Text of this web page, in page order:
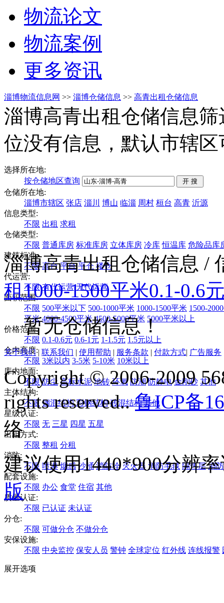
物流论文
物流案例
更多资讯
淄博物流信息网 >> 淄博仓储信息 >> 高青出租仓储信息
淄博高青出租仓储信息筛
位没有信息，默认市辖
选择所在地:
按仓储地区查询
仓储所在地:
淄博市辖区 张店 淄川 博山 临淄 周村 桓台 高青 沂源
信息类型:
不限 出租 求租
仓储类型:
不限 普通库房 标准库房 立体库房 冷库 恒温库 危险品库
建筑标准:
不限 高台 平台 平仓 楼仓
代运营:
不限 有代运营 无代运营
面积范围:
不限 500平米以下 500-1000平米 1000-1500平米 1500-
平米 4000-4500平米 4500-5000平米 5000平米以上
价格范围:
不限 0.1-0.6元 0.6-1元 1-1.5元 1.5元以上
仓内高度:
不限 3米以内 3-5米 5-10米 10米以上
库内地面:
不限 防尘 高标水泥 地砖 环氧 防潮 防静电 金刚砂 其他
主体结构:
不限 钢混结构 彩钢结构 砖混结构 其他
星级认证:
不限 无 三星 四星 五星
出租方式:
不限 整租 分租
消防:
不限 喷淋 烟感 沙桶 消防栓 灭火器 消防毛毯 隔热层 消
配套设施:
不限 办公 食堂 住宿 其他
质量认证:
不限 已认证 未认证
分仓:
不限 可做分仓 不做分仓
安保设施:
不限 中央监控 保安人员 警钟 全球定位 红外线 连线报警
展开选项
淄博高青出租仓储信息 /
租1000-1500平米0.1-0.6
暂无仓储信息！
关于我们| 联系我们 | 使用帮助 | 服务条款 | 付款方式| 广告服务
Copyright © 2006-2009
rights reserved..鲁ICP备
络
建议使用1440*900分辨
版